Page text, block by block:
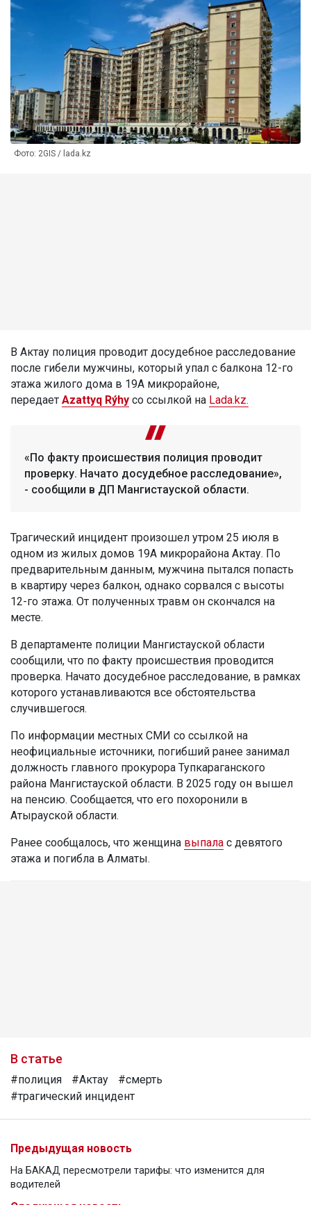
Фото: 2GIS / lada.kz
В Актау полиция проводит досудебное расследование
после гибели мужчины, который упал с балкона 12-го
этажа жилого дома в 19А микрорайоне,
передает Azattyq Rýhy со ссылкой на Lada.kz.
«По факту происшествия полиция проводит
проверку. Начато досудебное расследование»,
- сообщили в ДП Мангистауской области.
Трагический инцидент произошел утром 25 июля в
одном из жилых домов 19А микрорайона Актау. По
предварительным данным, мужчина пытался попасть
в квартиру через балкон, однако сорвался с высоты
12-го этажа. От полученных травм он скончался на
месте.
В департаменте полиции Мангистауской области
сообщили, что по факту происшествия проводится
проверка. Начато досудебное расследование, в рамках
которого устанавливаются все обстоятельства
случившегося.
По информации местных СМИ со ссылкой на
неофициальные источники, погибший ранее занимал
должность главного прокурора Тупкараганского
района Мангистауской области. В 2025 году он вышел
на пенсию. Сообщается, что его похоронили в
Атырауской области.
Ранее сообщалось, что женщина выпала с девятого
этажа и погибла в Алматы.
В статье
#полиция #Актау
#смерть
#трагический инцидент
Предыдущая новость
На БАКАД пересмотрели тарифы: что изменится для
водителей